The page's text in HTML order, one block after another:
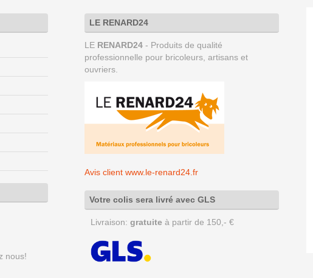
nous!
LE RENARD24
LE RENARD24 - Produits de qualité
professionnelle pour bricoleurs, artisans et
ouvriers.
Avis client www.le-renard24.fr
Votre colis sera livré avec GLS
Livraison: gratuite à partir de 150,- €